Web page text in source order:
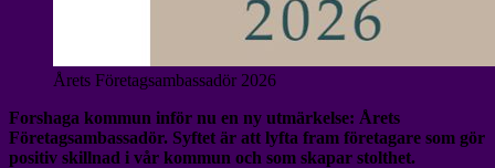
Årets Företagsambassadör 2026
Forshaga kommun inför nu en ny utmärkelse: Årets
Företagsambassadör. Syftet är att lyfta fram företagare som gör
positiv skillnad i vår kommun och som skapar stolthet.